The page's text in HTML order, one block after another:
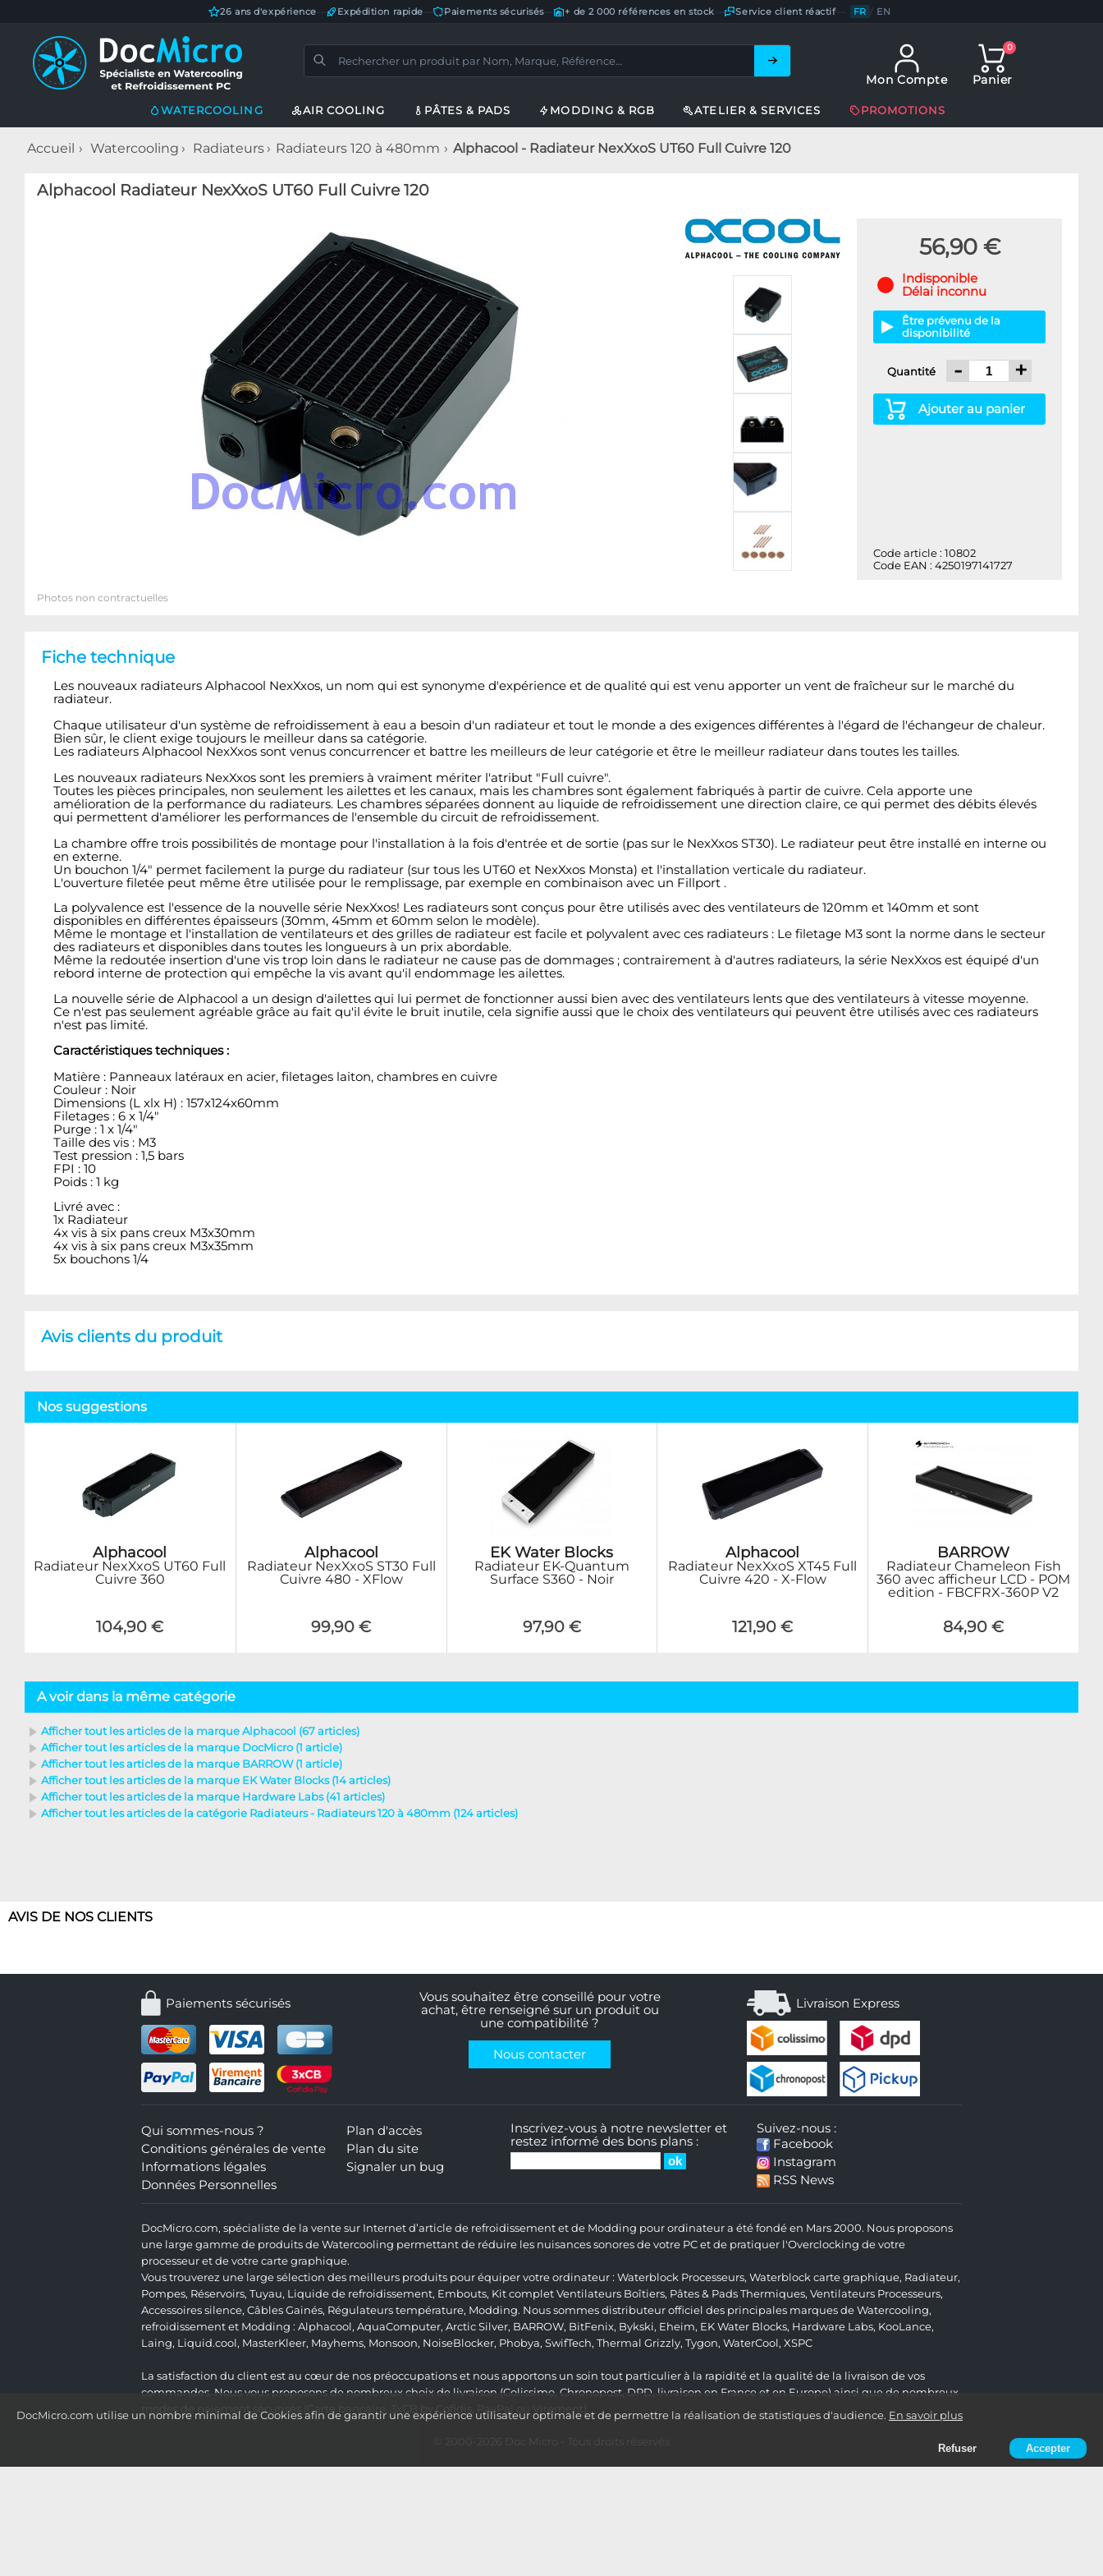
DocMicro.com utilise un nombre minimal de Cookies afin de garantir une expérience utilisateur optimale et de permettre la réalisation de statistiques d'audience. En savoir plus
Refuser Accepter
26 ans d'expérience Expédition rapide Paiements sécurisés— + de 2 000 références en stock Service client réactif— FR / EN
Mon Compte
0
Panier
WATERCOOLING AIR COOLING PÂTES & PADS MODDING & RGB ATELIER & SERVICES PROMOTIONS
Accueil Watercooling Radiateurs Radiateurs 120 à 480mm Alphacool - Radiateur NexXxoS UT60 Full Cuivre 120
Alphacool Radiateur NexXxoS UT60 Full Cuivre 120
56,90 €
Indisponible
Délai inconnu
Être prévenu de la
disponibilité
Quantité - +
Ajouter au panier
Code article : 10802
Code EAN : 4250197141727
Photos non contractuelles
Fiche technique
Les nouveaux radiateurs Alphacool NexXxos, un nom qui est synonyme d'expérience et de qualité qui est venu apporter un vent de fraîcheur sur le marché du
radiateur.
Chaque utilisateur d'un système de refroidissement à eau a besoin d'un radiateur et tout le monde a des exigences différentes à l'égard de l'échangeur de chaleur.
Bien sûr, le client exige toujours le meilleur dans sa catégorie.
Les radiateurs Alphacool NexXxos sont venus concurrencer et battre les meilleurs de leur catégorie et être le meilleur radiateur dans toutes les tailles.
Les nouveaux radiateurs NexXxos sont les premiers à vraiment mériter l'atribut "Full cuivre".
Toutes les pièces principales, non seulement les ailettes et les canaux, mais les chambres sont également fabriqués à partir de cuivre. Cela apporte une
amélioration de la performance du radiateurs. Les chambres séparées donnent au liquide de refroidissement une direction claire, ce qui permet des débits élevés
qui permettent d'améliorer les performances de l'ensemble du circuit de refroidissement.
La chambre offre trois possibilités de montage pour l'installation à la fois d'entrée et de sortie (pas sur le NexXxos ST30). Le radiateur peut être installé en interne ou
en externe.
Un bouchon 1/4" permet facilement la purge du radiateur (sur tous les UT60 et NexXxos Monsta) et l'installation verticale du radiateur.
L'ouverture filetée peut même être utilisée pour le remplissage, par exemple en combinaison avec un Fillport .
La polyvalence est l'essence de la nouvelle série NexXxos! Les radiateurs sont conçus pour être utilisés avec des ventilateurs de 120mm et 140mm et sont
disponibles en différentes épaisseurs (30mm, 45mm et 60mm selon le modèle).
Même le montage et l'installation de ventilateurs et des grilles de radiateur est facile et polyvalent avec ces radiateurs : Le filetage M3 sont la norme dans le secteur
des radiateurs et disponibles dans toutes les longueurs à un prix abordable.
Même la redoutée insertion d'une vis trop loin dans le radiateur ne cause pas de dommages ; contrairement à d'autres radiateurs, la série NexXxos est équipé d'un
rebord interne de protection qui empêche la vis avant qu'il endommage les ailettes.
La nouvelle série de Alphacool a un design d'ailettes qui lui permet de fonctionner aussi bien avec des ventilateurs lents que des ventilateurs à vitesse moyenne.
Ce n'est pas seulement agréable grâce au fait qu'il évite le bruit inutile, cela signifie aussi que le choix des ventilateurs qui peuvent être utilisés avec ces radiateurs
n'est pas limité.
Caractéristiques techniques :
Matière : Panneaux latéraux en acier, filetages laiton, chambres en cuivre
Couleur : Noir
Dimensions (L xlx H) : 157x124x60mm
Filetages : 6 x 1/4"
Purge : 1 x 1/4"
Taille des vis : M3
Test pression : 1,5 bars
FPI : 10
Poids : 1 kg
Livré avec :
1x Radiateur
4x vis à six pans creux M3x30mm
4x vis à six pans creux M3x35mm
5x bouchons 1/4
Avis clients du produit
Nos suggestions
Alphacool
Radiateur NexXxoS UT60 Full
Cuivre 360
104,90 €
Alphacool
Radiateur NexXxoS ST30 Full
Cuivre 480 - XFlow
99,90 €
EK Water Blocks
Radiateur EK-Quantum
Surface S360 - Noir
97,90 €
Alphacool
Radiateur NexXxoS XT45 Full
Cuivre 420 - X-Flow
121,90 €
BARROW
Radiateur Chameleon Fish
360 avec afficheur LCD - POM
edition - FBCFRX-360P V2
84,90 €
A voir dans la même catégorie
Afficher tout les articles de la marque Alphacool (67 articles)
Afficher tout les articles de la marque DocMicro (1 article)
Afficher tout les articles de la marque BARROW (1 article)
Afficher tout les articles de la marque EK Water Blocks (14 articles)
Afficher tout les articles de la marque Hardware Labs (41 articles)
Afficher tout les articles de la catégorie Radiateurs - Radiateurs 120 à 480mm (124 articles)
AVIS DE NOS CLIENTS
Paiements sécurisés
Vous souhaitez être conseillé pour votre
achat, être renseigné sur un produit ou
une compatibilité ?
Nous contacter
Livraison Express
Qui sommes-nous ?
Conditions générales de vente
Informations légales
Données Personnelles
Plan d'accès
Plan du site
Signaler un bug
Inscrivez-vous à notre newsletter et
restez informé des bons plans :
Suivez-nous :
Facebook
Instagram
RSS News
DocMicro.com, spécialiste de la vente sur Internet d’article de refroidissement et de Modding pour ordinateur a été fondé en Mars 2000. Nous proposons
une large gamme de produits de Watercooling permettant de réduire les nuisances sonores de votre PC et de pratiquer l'Overclocking de votre
processeur et de votre carte graphique.
Vous trouverez une large sélection des meilleurs produits pour équiper votre ordinateur : Waterblock Processeurs, Waterblock carte graphique, Radiateur,
Pompes, Réservoirs, Tuyau, Liquide de refroidissement, Embouts, Kit complet Ventilateurs Boîtiers, Pâtes & Pads Thermiques, Ventilateurs Processeurs,
Accessoires silence, Câbles Gainés, Régulateurs température, Modding. Nous sommes distributeur officiel des principales marques de Watercooling,
refroidissement et Modding : Alphacool , AquaComputer, Arctic Silver, BARROW, BitFenix, Bykski, Eheim, EK Water Blocks, Hardware Labs, KooLance,
Laing, Liquid.cool , MasterKleer, Mayhems, Monsoon, NoiseBlocker, Phobya, SwifTech, Thermal Grizzly, Tygon, WaterCool , XSPC
La satisfaction du client est au cœur de nos préoccupations et nous apportons un soin tout particulier à la rapidité et la qualité de la livraison de vos
commandes. Nous vous proposons de nombreux choix de livraison (Colissimo, Chronopost, DPD, livraison en France et en Europe) ainsi que de nombreux
modes de paiement sécurisés (Carte bancaire, 3xCB by Cofidis, PayPal ou Virement).